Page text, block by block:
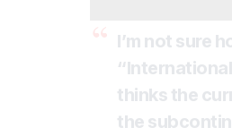
I’m not sure
thinks the
the